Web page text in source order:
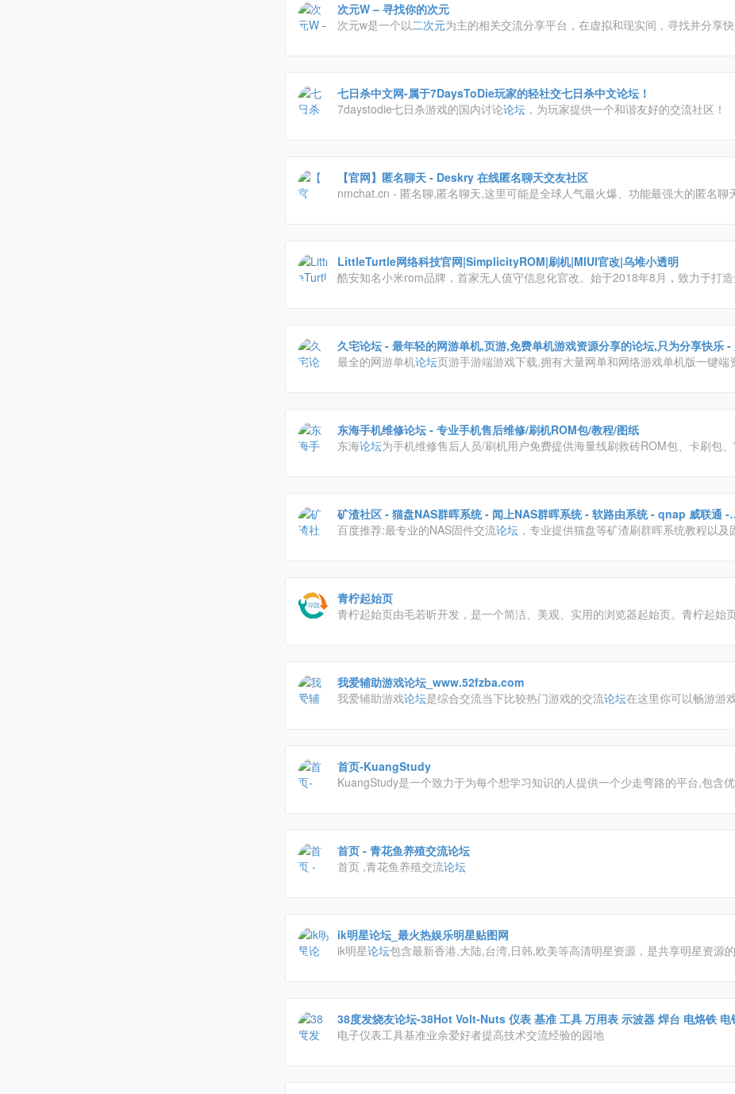
次元W – 寻找你的次元
次元w是一个以二次元为主的相关交流分享平台，在虚拟和现实间，寻找并分享快
七日杀中文网-属于7DaysToDie玩家的轻社交七日杀中文论坛！
7daystodie七日杀游戏的国内讨论论坛，为玩家提供一个和谐友好的交流社区！
【官网】匿名聊天 - Deskry 在线匿名聊天交友社区
nmchat.cn - 匿名聊,匿名聊天,这里可能是全球人气最火爆、功能最强大的匿名聊
畅所欲言！
LittleTurtle网络科技官网|SimplicityROM|刷机|MIUI官改|乌堆小透明
酷安知名小米rom品牌，首家无人值守信息化官改。始于2018年8月，致力于打
最全的网游单机论坛页游手游端游戏下载,拥有大量网单和网络游戏单机版一键端
东海手机维修论坛 - 专业手机售后维修/刷机ROM包/教程/图纸
东海论坛为手机维修售后人员/刷机用户免费提供海量线刷救砖ROM包、卡刷包
售后维修难题。同时为手机售后维修人员，ROM开发者，APP开发者提供交流、
分享各种手机维修相关技术、方法、经验的论坛。
矿渣社区 - 猫盘NAS群晖系统 - 闻上NAS群晖系统 - 软路由系统 - qnap 威联通 -
Powered by Discuz!
百度推荐:最专业的NAS固件交流论坛，专业提供猫盘等矿渣刷群晖系统教程以及
青柠起始页
青柠起始页由毛若昕开发，是一个简洁、美观、实用的浏览器起始页。青柠起始
柠起始页进行高度自定义，让您的网上冲浪体验更加舒心。
我爱辅助游戏论坛_www.52fzba.com
我爱辅助游戏论坛是综合交流当下比较热门游戏的交流论坛在这里你可以畅游游
首页-KuangStudy
KuangStudy是一个致力于为每个想学习知识的人提供一个少走弯路的平台,包含
容的自学交流社区.
首页 - 青花鱼养殖交流论坛
首页 ,青花鱼养殖交流论坛
ik明星论坛_最火热娱乐明星贴图网
ik明星论坛包含最新香港,大陆,台湾,日韩,欧美等高清明星资源，是共享明星资源
38度发烧友论坛-38Hot Volt-Nuts 仪表 基准 工具 万用表 示波器 焊台 电烙铁 电
爱好者专业论坛 - Powered by Discuz!
电子仪表工具基准业余爱好者提高技术交流经验的园地